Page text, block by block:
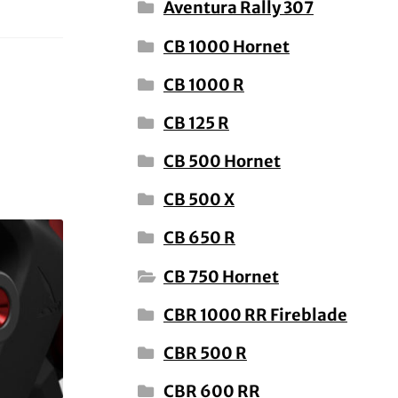
Aventura Rally 307
CB 1000 Hornet
CB 1000 R
CB 125 R
CB 500 Hornet
CB 500 X
CB 650 R
CB 750 Hornet
CBR 1000 RR Fireblade
CBR 500 R
CBR 600 RR